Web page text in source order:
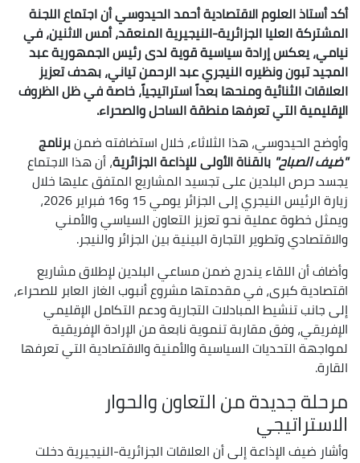
أكد أستاذ العلوم الاقتصادية أحمد الحيدوسي أن اجتماع اللجنة
المشتركة العليا الجزائرية-النيجيرية المنعقد، أمس الاثنين، في
نيامي، يعكس إرادة سياسية قوية لدى رئيس الجمهورية عبد
المجيد تبون ونظيره النيجري عبد الرحمن تياني، بهدف تعزيز
العلاقات الثنائية ومنحها بعداً استراتيجياً، خاصة في ظل الظروف
الإقليمية التي تعرفها منطقة الساحل والصحراء.
وأوضح الحيدوسي، هذا الثلاثاء، خلال استضافته ضمنبرنامج
"ضيف الصباح"بالقناة الأولى للإذاعة الجزائرية، أن هذا الاجتماع
يجسد حرص البلدين على تجسيد المشاريع المتفق عليها خلال
زيارة الرئيس النيجري إلى الجزائر يومي 15 و16 فبراير 2026،
ويمثل خطوة عملية نحو تعزيز التعاون السياسي والأمني
والاقتصادي وتطوير التجارة البينية بين الجزائر والنيجر.
وأضاف أن اللقاء يندرج ضمن مساعي البلدين لإطلاق مشاريع
اقتصادية كبرى، في مقدمتها مشروع أنبوب الغاز العابر للصحراء،
إلى جانب تنشيط المبادلات التجارية ودعم التكامل الإقليمي
الإفريقي، وفق مقاربة تنموية نابعة من الإرادة الإفريقية
لمواجهة التحديات السياسية والأمنية والاقتصادية التي تعرفها
القارة.
مرحلة جديدة من التعاون والحوار
الاستراتيجي
وأشار ضيف الإذاعة إلى أن العلاقات الجزائرية-النيجيرية دخلت